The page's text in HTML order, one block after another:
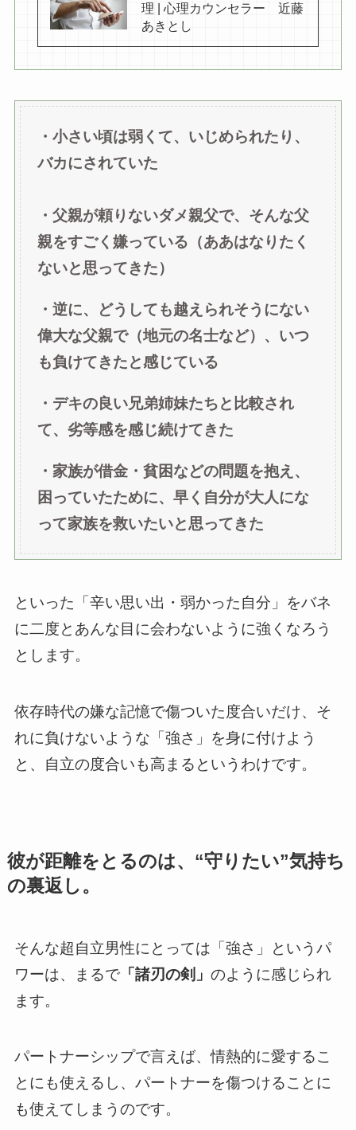
理 | 心理カウンセラー 近藤
あきとし
・小さい頃は弱くて、いじめられたり、
バカにされていた
・父親が頼りないダメ親父で、そんな父
親をすごく嫌っている（ああはなりたく
ないと思ってきた）
・逆に、どうしても越えられそうにない
偉大な父親で（地元の名士など）、いつ
も負けてきたと感じている
・デキの良い兄弟姉妹たちと比較され
て、劣等感を感じ続けてきた
・家族が借金・貧困などの問題を抱え、
困っていたために、早く自分が大人にな
って家族を救いたいと思ってきた
といった「辛い思い出・弱かった自分」をバネ
に二度とあんな目に会わないように強くなろう
とします。
依存時代の嫌な記憶で傷ついた度合いだけ、そ
れに負けないような「強さ」を身に付けよう
と、自立の度合いも高まるというわけです。
彼が距離をとるのは、“守りたい”気持ち
の裏返し。
そんな超自立男性にとっては「強さ」というパ
ワーは、まるで「諸刃の剣」 のように感じられ
ます。
パートナーシップで言えば、情熱的に愛するこ
とにも使えるし、パートナーを傷つけることに
も使えてしまうのです。